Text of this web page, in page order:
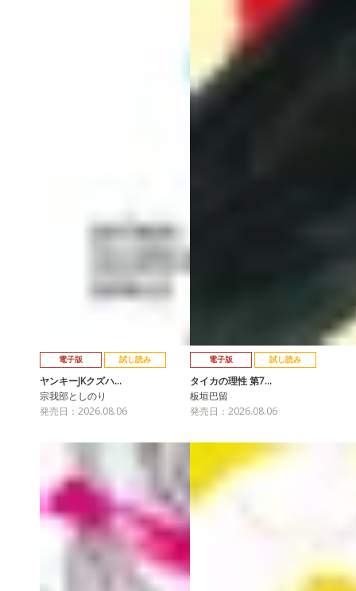
電子版 試し読み
ヤンキーJKクズハ…
宗我部としのり
発売日：2026.08.06
電子版 試し読み
タイカの理性 第7…
板垣巴留
発売日：2026.08.06